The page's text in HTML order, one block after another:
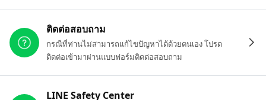
ติดต่อสอบถาม
กรณีที่ท่านไม่สามารถแก้ไขปัญหาได้ด้วยตนเอง โปรด
ติดต่อเข้ามาผ่านแบบฟอร์มติดต่อสอบถาม
LINE Safety Center